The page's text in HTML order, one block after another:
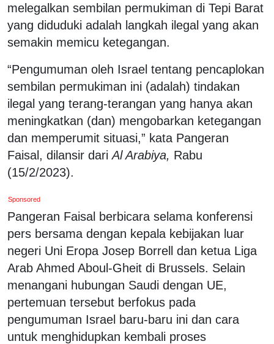
melegalkan sembilan permukiman di Tepi Barat
yang diduduki adalah langkah ilegal yang akan
semakin memicu ketegangan.
“Pengumuman oleh Israel tentang pencaplokan
sembilan permukiman ini (adalah) tindakan
ilegal yang terang-terangan yang hanya akan
meningkatkan (dan) mengobarkan ketegangan
dan memperumit situasi,” kata Pangeran
Faisal, dilansir dariAl Arabiya, Rabu
(15/2/2023).
Sponsored
Pangeran Faisal berbicara selama konferensi
pers bersama dengan kepala kebijakan luar
negeri Uni Eropa Josep Borrell dan ketua Liga
Arab Ahmed Aboul-Gheit di Brussels. Selain
menangani hubungan Saudi dengan UE,
pertemuan tersebut berfokus pada
pengumuman Israel baru-baru ini dan cara
untuk menghidupkan kembali proses